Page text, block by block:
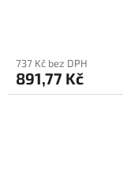
737 Kč bez DPH
891,77 Kč